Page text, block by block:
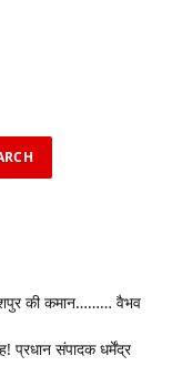
की कमान……… वैभव
प्रधान संपादक धर्मेंद्र